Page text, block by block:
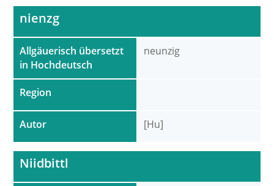
Allgäuerisch übersetzt
in Hochdeutsch
Region
Autor
nienzg
neunzig
[Hu]
Niidbittl